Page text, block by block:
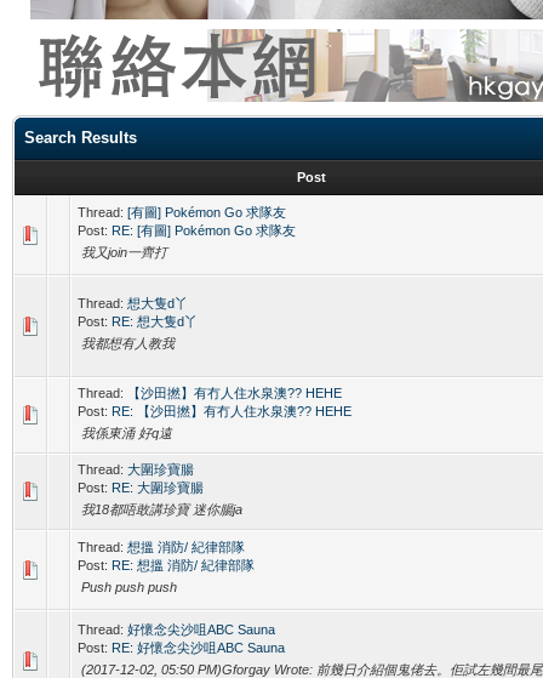
Search Results
Post
Thread: [有圖] Pokémon Go 求隊友
Post: RE: [有圖] Pokémon Go 求隊友
我又join一齊打
Thread: 想大隻d丫
Post: RE: 想大隻d丫
我都想有人教我
Thread:
【沙田撚】有冇人住水泉澳?? HEHE
Post: RE: 【沙田撚】有冇人住水泉澳?? HEHE
我係東涌 好q遠
Thread: 大圍珍寶腸
Post: RE: 大圍珍寶腸
我18都唔敢講珍寶 迷你腸ja
Thread: 想搵 消防/ 紀律部隊
Post: RE: 想搵 消防/ 紀律部隊
Push push push
Thread: 好懷念尖沙咀ABC Sauna
Post: RE: 好懷念尖沙咀ABC Sauna
(2017-12-02, 05:50 PM)Gforgay Wrote: 前幾日介紹個鬼佬去。佢試左幾間最